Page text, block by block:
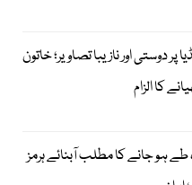
دوستی اور نازیبا تصاویر؛ خاتون
کا الزام
ہو جانے کا مطلب آبنائے ہرمز